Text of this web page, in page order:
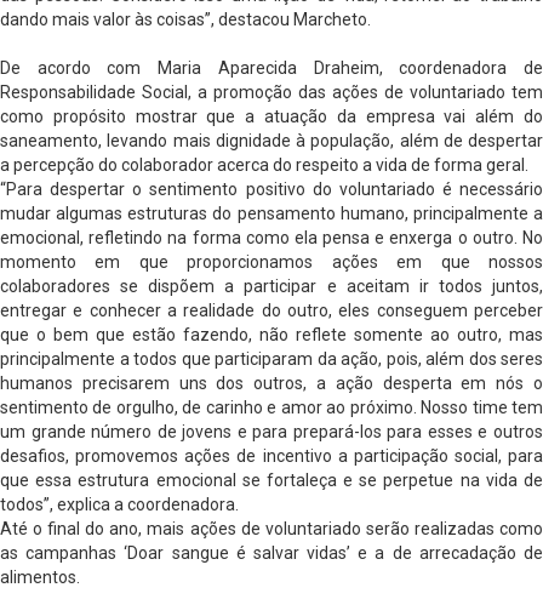
dando mais valor às coisas”, destacou Marcheto.
De acordo com Maria Aparecida Draheim, coordenadora de
Responsabilidade Social, a promoção das ações de voluntariado tem
como propósito mostrar que a atuação da empresa vai além do
saneamento, levando mais dignidade à população, além de despertar
a percepção do colaborador acerca do respeito a vida de forma geral.
“Para despertar o sentimento positivo do voluntariado é necessário
mudar algumas estruturas do pensamento humano, principalmente a
emocional, refletindo na forma como ela pensa e enxerga o outro. No
momento em que proporcionamos ações em que nossos
colaboradores se dispõem a participar e aceitam ir todos juntos,
entregar e conhecer a realidade do outro, eles conseguem perceber
que o bem que estão fazendo, não reflete somente ao outro, mas
principalmente a todos que participaram da ação, pois, além dos seres
humanos precisarem uns dos outros, a ação desperta em nós o
sentimento de orgulho, de carinho e amor ao próximo. Nosso time tem
um grande número de jovens e para prepará-los para esses e outros
desafios, promovemos ações de incentivo a participação social, para
que essa estrutura emocional se fortaleça e se perpetue na vida de
todos”, explica a coordenadora.
Até o final do ano, mais ações de voluntariado serão realizadas como
as campanhas ‘Doar sangue é salvar vidas’ e a de arrecadação de
alimentos.